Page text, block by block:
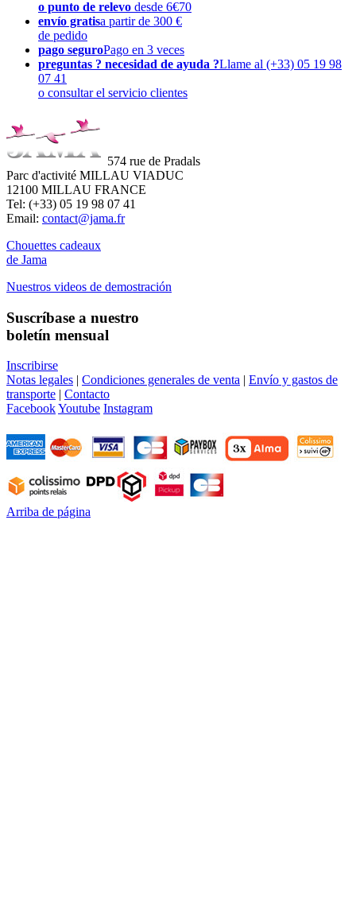
o punto de relevo desde 6€70
envío gratisa partir de 300 €
de pedido
pago seguroPago en 3 veces
preguntas ? necesidad de ayuda ?Llame al (+33) 05 19 98
07 41
o consultar el servicio clientes
574 rue de Pradals
Parc d'activité MILLAU VIADUC
12100 MILLAU FRANCE
Tel: (+33) 05 19 98 07 41
Email: contact@jama.fr
Chouettes cadeaux
de Jama
Nuestros videos de demostración
Suscríbase a nuestro
boletín mensual
Inscribirse
Notas legales | Condiciones generales de venta | Envío y gastos de
transporte | Contacto
FacebookYoutube Instagram
Arriba de página